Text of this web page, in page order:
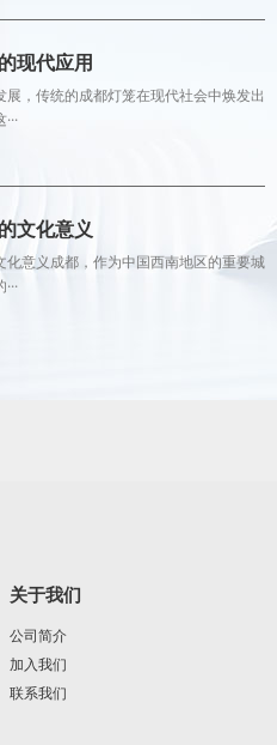
现代应用
展，传统的成都灯笼在现代社会中焕发出
文化意义
化意义成都，作为中国西南地区的重要城
关于我们
公司简介
加入我们
联系我们